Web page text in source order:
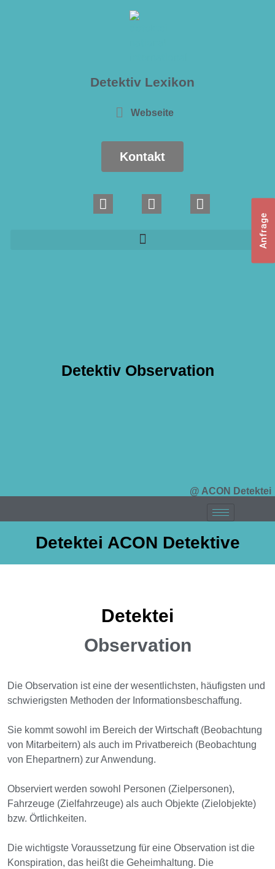
Detektiv Lexikon
Webseite
Kontakt
Detektiv Observation
@ ACON Detektei
Detektei ACON Detektive
Detektei
Observation
Die Observation ist eine der wesentlichsten, häufigsten und
schwierigsten Methoden der Informationsbeschaffung.
Sie kommt sowohl im Bereich der Wirtschaft (Beobachtung
von Mitarbeitern) als auch im Privatbereich (Beobachtung
von Ehepartnern) zur Anwendung.
Observiert werden sowohl Personen (Zielpersonen),
Fahrzeuge (Zielfahrzeuge) als auch Objekte (Zielobjekte)
bzw. Örtlichkeiten.
Die wichtigste Voraussetzung für eine Observation ist die
Konspiration, das heißt die Geheimhaltung. Die
Anfrage